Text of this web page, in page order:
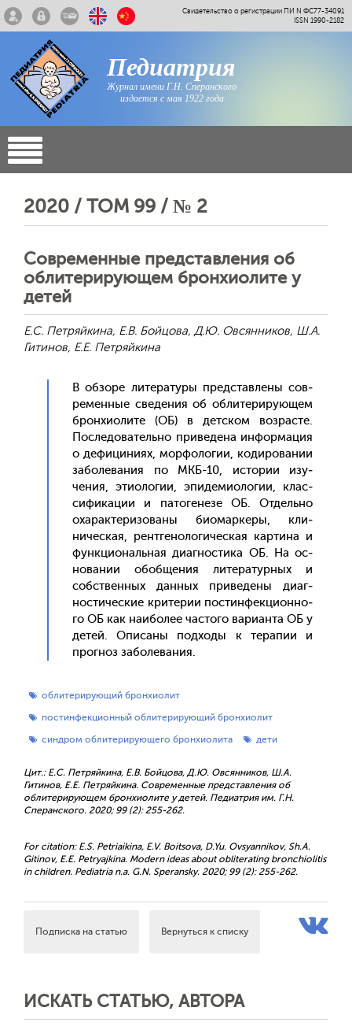
Свидетельство о регистрации ПИ N ФС77-34091
ISSN 1990-2182
Педиатрия
Журнал имени Г.Н. Сперанского
издается с мая 1922 года
2020 / ТОМ 99 / № 2
Современные представления об
облитерирующем бронхиолите у
детей
Е.С. Петряйкина, Е.В. Бойцова, Д.Ю. Овсянников, Ш.А.
Гитинов, Е.Е. Петряйкина
В об­зо­ре ли­тера­туры пред­став­ле­ны сов­
ре­мен­ные све­дения об об­ли­тери­ру­ющем
брон­хи­оли­те (ОБ) в дет­ском воз­расте.
Пос­ле­дова­тель­но при­веде­на ин­форма­ция
о де­фици­ни­ях, мор­фо­логии, ко­диро­вании
за­боле­вания по МКБ-10, ис­то­рии изу­
чения, эти­оло­гии, эпи­деми­оло­гии, клас­
си­фика­ции и па­тоге­незе ОБ. От­дель­но
оха­рак­те­ризо­ваны би­омар­ке­ры, кли­
ничес­кая, рен­тге­ноло­гичес­кая кар­ти­на и
фун­кци­ональ­ная ди­аг­ности­ка ОБ. На ос­
но­вании обоб­ще­ния ли­тера­тур­ных и
собс­твен­ных дан­ных при­веде­ны ди­аг­
ности­чес­кие кри­терии пос­тинфек­ци­он­но­
го ОБ как на­ибо­лее час­то­го ва­ри­ан­та ОБ у
де­тей. Опи­саны под­хо­ды к те­рапии и
прог­ноз за­боле­вания.
облитерирующий бронхиолит
постинфекционный облитерирующий бронхиолит
синдром облитерирующего бронхиолита
дети
Цит.: Е.С. Петряйкина, Е.В. Бойцова, Д.Ю. Овсянников, Ш.А.
Гитинов, Е.Е. Петряйкина. Современные представления об
облитерирующем бронхиолите у детей. Педиатрия им. Г.Н.
Сперанского. 2020; 99 (2): 255-262.
For citation: E.S. Petriaikina, E.V. Boitsova, D.Yu. Ovsyannikov, Sh.A.
Gitinov, E.E. Petryajkina. Modern ideas about obliterating bronchiolitis
in children. Pediatria n.a. G.N. Speransky. 2020; 99 (2): 255-262.
Подписка на статью Вернуться к списку
ИСКАТЬ СТАТЬЮ, АВТОРА